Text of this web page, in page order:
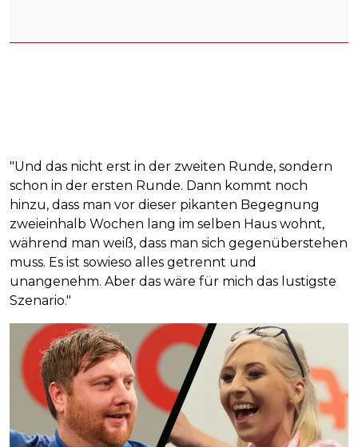
"Und das nicht erst in der zweiten Runde, sondern
schon in der ersten Runde. Dann kommt noch
hinzu, dass man vor dieser pikanten Begegnung
zweieinhalb Wochen lang im selben Haus wohnt,
während man weiß, dass man sich gegenüberstehen
muss. Es ist sowieso alles getrennt und
unangenehm. Aber das wäre für mich das lustigste
Szenario."